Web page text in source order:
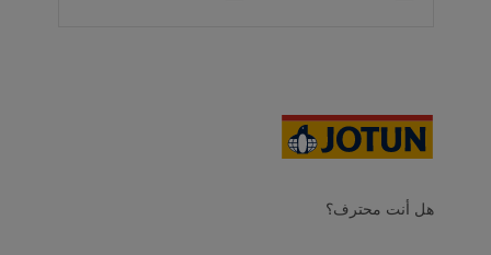
هل أنت محترف؟